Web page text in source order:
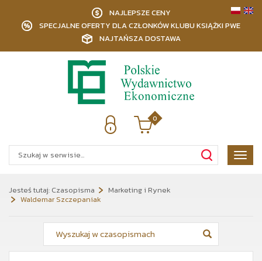
NAJLEPSZE CENY
SPECJALNE OFERTY DLA CZŁONKÓW KLUBU KSIĄŻKI PWE
NAJTAŃSZA DOSTAWA
0
Pokaż
menu
Jesteś tutaj: Czasopisma
Marketing i Rynek
Waldemar Szczepaniak